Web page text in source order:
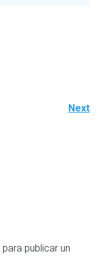
Next
para publicar un